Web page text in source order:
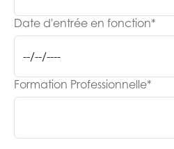
Date d'entrée en fonction*
Formation Professionnelle*